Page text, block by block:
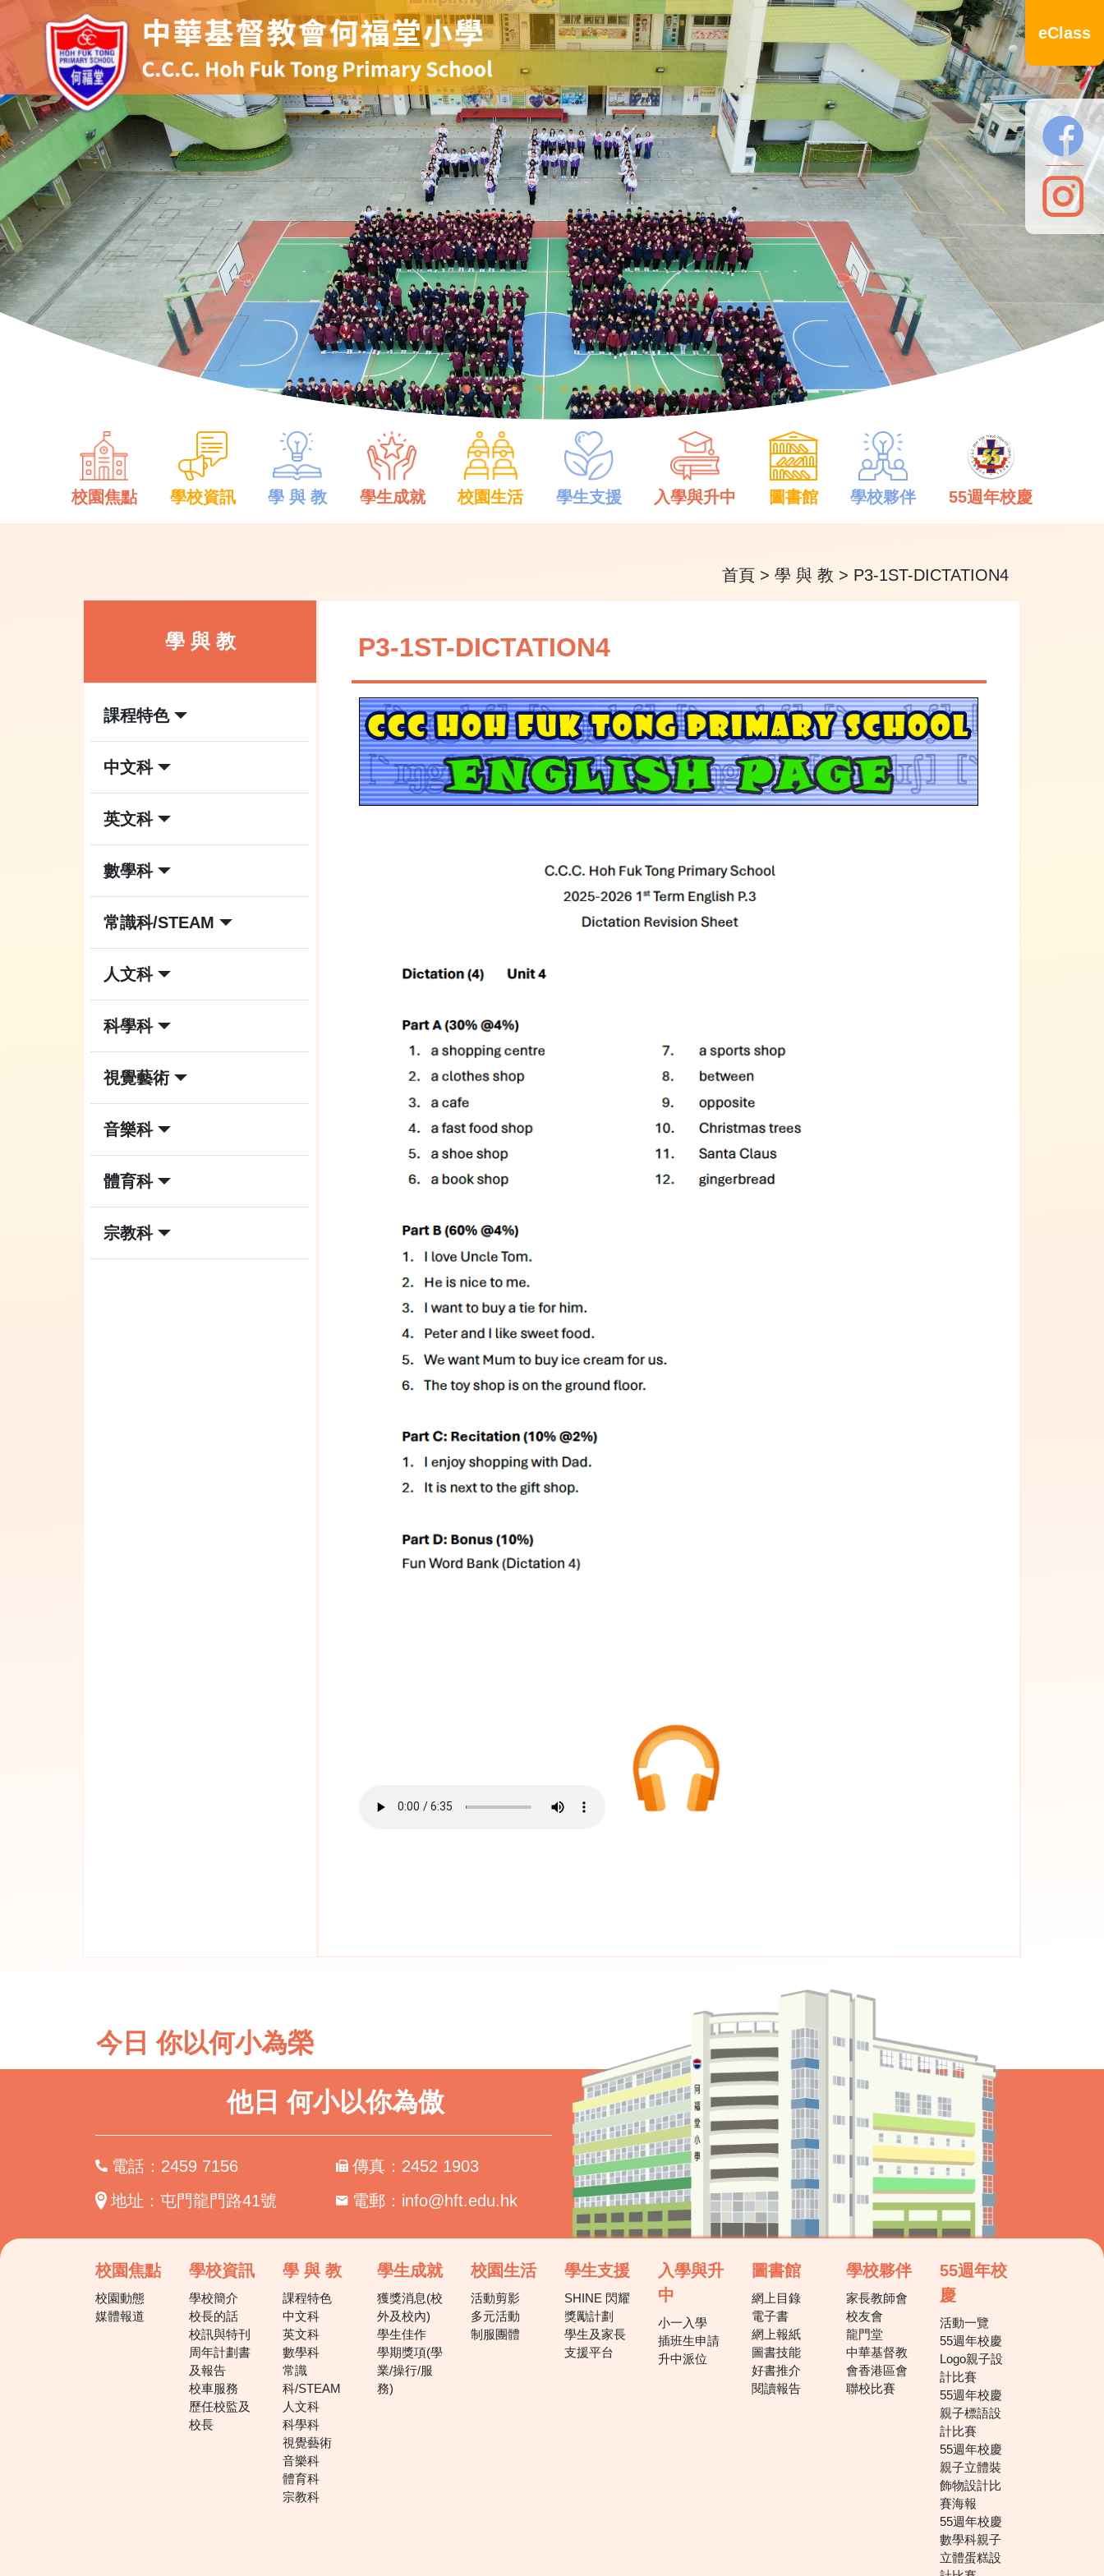
eClass
校園焦點 學校資訊 學 與 教 學生成就 校園生活 學生支援 入學與升中 圖書館 學校夥伴 55週年校慶
首頁 >學 與 教 > P3-1ST-DICTATION4
學 與 教
課程特色
中文科
英文科
數學科
常識科/STEAM
人文科
科學科
視覺藝術
音樂科
體育科
宗教科
P3-1ST-DICTATION4
今日 你以何小為榮
他日 何小以你為傲
電話：2459 7156
傳真：2452 1903
地址：屯門龍門路41號
電郵： info@hft.edu.hk
校園焦點
校園動態
媒體報道
學校資訊
學校簡介
校長的話
校訊與特刊
周年計劃書
及報告
校車服務
歷任校監及
校長
學 與 教
課程特色
中文科
英文科
數學科
常識
科/STEAM
人文科
科學科
視覺藝術
音樂科
體育科
宗教科
學生成就
獲獎消息(校
外及校內)
學生佳作
學期獎項(學
業/操行/服
務)
校園生活
活動剪影
多元活動
制服團體
學生支援
SHINE 閃耀
獎勵計劃
學生及家長
支援平台
入學與升
中
小一入學
插班生申請
升中派位
圖書館
網上目錄
電子書
網上報紙
圖書技能
好書推介
閱讀報告
學校夥伴
家長教師會
校友會
龍門堂
中華基督教
會香港區會
聯校比賽
55週年校
慶
活動一覽
55週年校慶
Logo親子設
計比賽
55週年校慶
親子標語設
計比賽
55週年校慶
親子立體裝
飾物設計比
賽海報
55週年校慶
數學科親子
立體蛋糕設